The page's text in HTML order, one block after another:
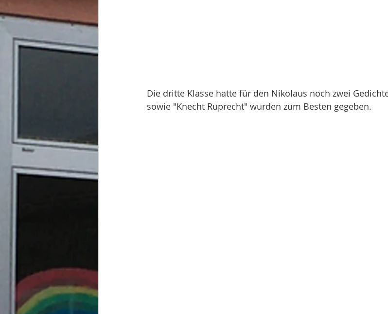
Die dritte Klasse hatte für den Nikolaus noch zwei
sowie "Knecht Ruprecht" wurden zum Besten gegeben.